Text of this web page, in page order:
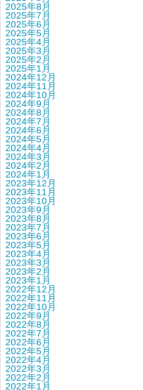
2025年8月
2025年7月
2025年6月
2025年5月
2025年4月
2025年3月
2025年2月
2025年1月
2024年12月
2024年11月
2024年10月
2024年9月
2024年8月
2024年7月
2024年6月
2024年5月
2024年4月
2024年3月
2024年2月
2024年1月
2023年12月
2023年11月
2023年10月
2023年9月
2023年8月
2023年7月
2023年6月
2023年5月
2023年4月
2023年3月
2023年2月
2023年1月
2022年12月
2022年11月
2022年10月
2022年9月
2022年8月
2022年7月
2022年6月
2022年5月
2022年4月
2022年3月
2022年2月
2022年1月